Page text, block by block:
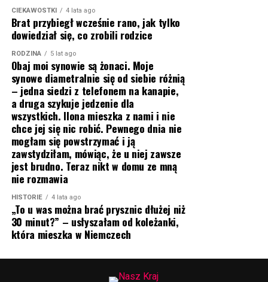
CIEKAWOSTKI 4 lata ago
Brat przybiegł wcześnie rano, jak tylko
dowiedział się, co zrobili rodzice
RODZINA 5 lat ago
Obaj moi synowie są żonaci. Moje
synowe diametralnie się od siebie różnią
– jedna siedzi z telefonem na kanapie,
a druga szykuje jedzenie dla
wszystkich. Ilona mieszka z nami i nie
chce jej się nic robić. Pewnego dnia nie
mogłam się powstrzymać i ją
zawstydziłam, mówiąc, że u niej zawsze
jest brudno. Teraz nikt w domu ze mną
nie rozmawia
HISTORIE 4 lata ago
„To u was można brać prysznic dłużej niż
30 minut?” – usłyszałam od koleżanki,
która mieszka w Niemczech